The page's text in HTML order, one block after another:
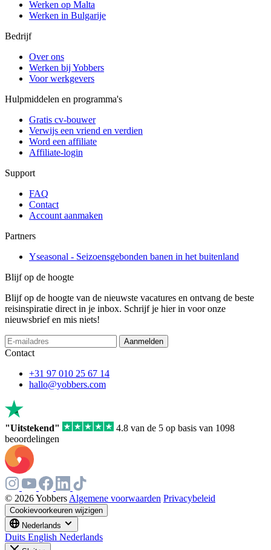
Werken op Malta
Werken in Bulgarije
Bedrijf
Over ons
Werken bij Yobbers
Voor werkgevers
Hulpmiddelen en programma's
Gratis cv-bouwer
Verwijs een vriend en verdien
Word een affiliate
Affiliate-login
Support
FAQ
Contact
Account aanmaken
Partners
Yseasonal - Seizoensgebonden banen in het buitenland
Blijf op de hoogte
Blijf op de hoogte van de nieuwste vacatures en ontvang de beste
reisinspiratie direct in je inbox. Schrijf je hier in voor onze
nieuwsbrief en mis niets!
If
you
human,
this
field
Aanmelden
Contact
+31 97 010 25 67 14
hallo@yobbers.com
"Uitstekend"
4.8 van de 5 op basis van 1098
beoordelingen
© 2026 Yobbers Algemene voorwaarden Privacybeleid
Cookievoorkeuren wijzigen
Nederlands
Duits English Nederlands